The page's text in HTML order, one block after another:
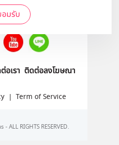
มรับ
มเราได้ที่
อเรา ติดต่อลงโฆษณา
| Term of Service
ALL RIGHTS RESERVED.